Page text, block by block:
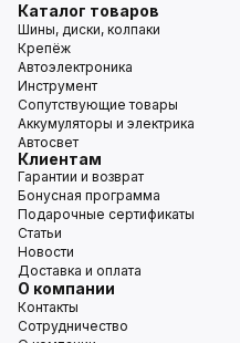
Каталог товаров
Шины, диски, колпаки
Крепёж
Автоэлектроника
Инструмент
Сопутствующие товары
Аккумуляторы и электрика
Автосвет
Клиентам
Гарантии и возврат
Бонусная программа
Подарочные сертификаты
Статьи
Новости
Доставка и оплата
О компании
Контакты
Сотрудничество